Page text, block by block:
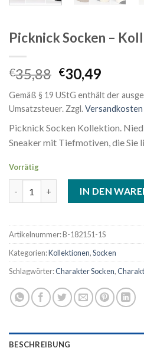
Picknick Socken –
€35,88
Preis
war:
€35,88
€30,49
Preis
ist:
€30,49.
Gemäß § 19 UStG enthält der
Umsatzsteuer. Zzgl.Versandkosten
Picknick Socken Kollektion.
Sneaker mit Tiefmotiven, die Sie
Vorrätig
IN DEN
Artikelnummer:B-182151-1S
Kategorien:Kollektionen,Socken
Schlagwörter:Charakter Socken,
BESCHREIBUNG